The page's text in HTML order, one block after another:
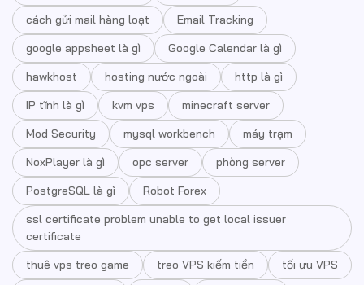
cách gửi mail hàng loạt
Email Tracking
google appsheet là gì
Google Calendar là gì
hawkhost
hosting nước ngoài
http là gì
IP tĩnh là gì
kvm vps
minecraft server
Mod Security
mysql workbench
máy trạm
NoxPlayer là gì
opc server
phòng server
PostgreSQL là gì
Robot Forex
ssl certificate problem unable to get local issuer
certificate
thuê vps treo game
treo VPS kiếm tiền
tối ưu VPS